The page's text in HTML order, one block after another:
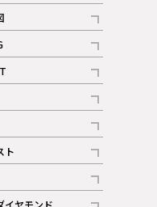
リー
ト
イヤモンド